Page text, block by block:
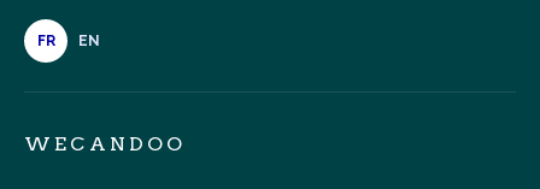
FR EN
WECANDOO